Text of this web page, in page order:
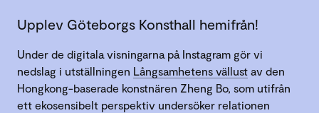
Upplev Göteborgs Konsthall hemifrån!
Under de digitala visningarna på Instagram gör vi
nedslag i utställningen Långsamhetens vällust av den
Hongkong-baserade konstnären Zheng Bo, som utifrån
ett ekosensibelt perspektiv undersöker relationen